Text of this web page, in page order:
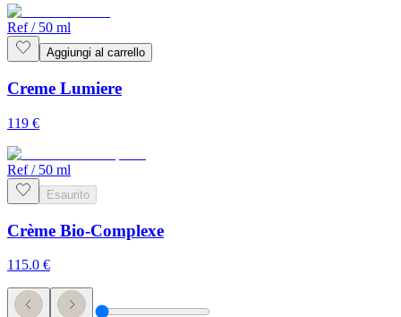
Ref/ 50 ml
Aggiungi al carrello
Creme Lumiere
119 €
Ref/ 50 ml
Esaurito
Crème Bio-Complexe
115.0 €